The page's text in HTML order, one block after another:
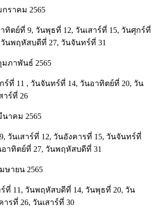
ราคม 2565
ทิตย์ที่ 9, วันพุธที่ 12, วันเสาร์ที่ 15, วันศุกร์ที่
วันพฤหัสบดีที่ 27, วันจันทร์ที่ 31
ภาพันธ์ 2565
ร์ที่ 11 , วันจันทร์ที่ 14, วันอาทิตย์ที่ 20, วัน
าร์ที่ 26
าคม 2565
วันเสาร์ที่ 12, วันอังคารที่ 15, วันจันทร์ที่
อาทิตย์ที่ 27, วันพฤหัสบดีที่ 31
ษายน 2565
ที่ 11, วันพฤหัสบดีที่ 14, วันพุธที่ 20, วัน
รที่ 26, วันเสาร์ที่ 30